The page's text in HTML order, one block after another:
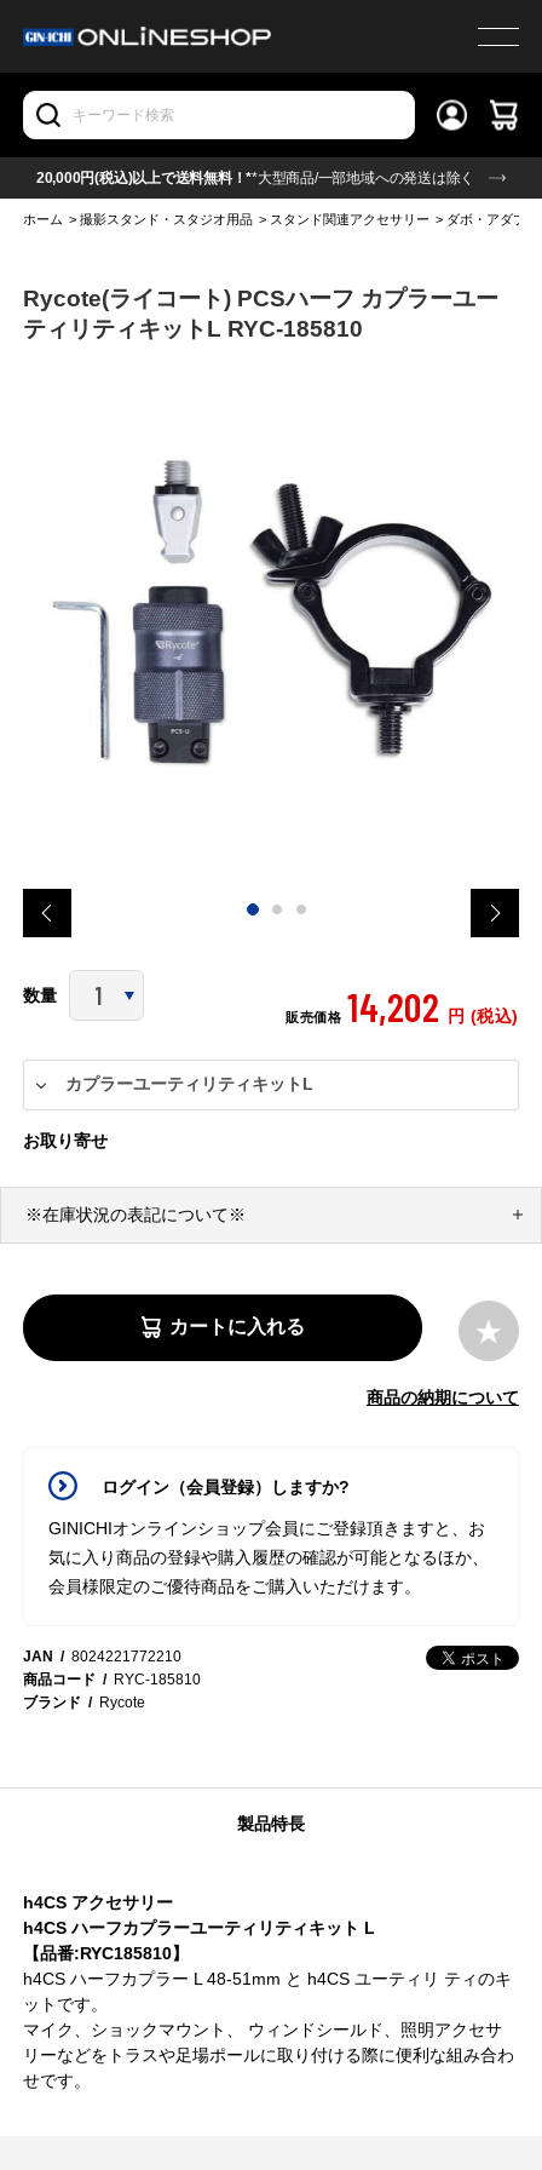
20,000円(税込)以上で送料無料！**大型商品/一部地域への発送は除く
ホーム >撮影スタンド・スタジオ用品 > スタンド関連アクセサリー > ダボ・アダプタ
Rycote(ライコート) PCSハーフ カプラーユー
ティリティキットL RYC-185810
数量
販売価格 14,202 円 (税込)
お取り寄せ
※在庫状況の表記について※
カートに入れる
商品の納期について
ログイン（会員登録）しますか?
GINICHIオンラインショップ会員にご登録頂きますと、お
気に入り商品の登録や購入履歴の確認が可能となるほか、
会員様限定のご優待商品をご購入いただけます。
JAN
8024221772210
商品コード
RYC-185810
ブランド
Rycote
製品特長
h4CS アクセサリー
h4CS ハーフカプラーユーティリティキット L
【品番:RYC185810】
h4CS ハーフカプラー L 48-51mm と h4CS ユーティリ ティのキ
ットです。
マイク、ショックマウント、 ウィンドシールド、照明アクセサ
リーなどをトラスや足場ポールに取り付ける際に便利な組み合わ
せです。